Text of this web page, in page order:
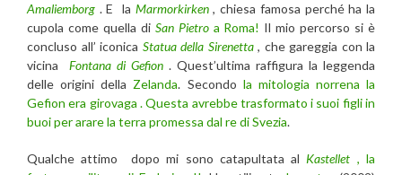
Amaliemborg . E la Marmorkirken, chiesa famosa perché ha la
cupola come quella di San Pietroa Roma! Il mio percorso si è
concluso all’ iconica Statua della Sirenetta, che gareggia con la
vicina Fontana di Gefion . Quest’ultima raffigura la leggenda
delle origini della Zelanda. Secondo la mitologia norrena la
Gefion era girovaga . Questa avrebbe trasformato i suoi figli in
buoi per arare la terra promessa dal re di Svezia.
Qualche attimo dopo mi sono catapultata al Kastellet , la